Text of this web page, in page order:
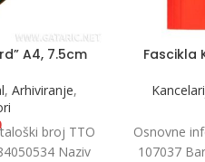
A4, 7.5cm
, Arhiviranje,
broj TTO
Naziv
Fascikla
Osnovne
107037